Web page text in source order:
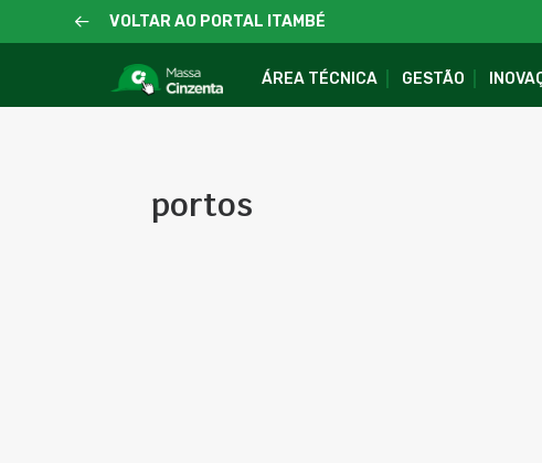
VOLTAR AO PORTAL ITAMBÉ
ÁREA TÉCNICA GESTÃO
portos